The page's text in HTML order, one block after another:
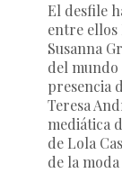
El desfile
entre ellos
Susanna
del mundo
presencia
Teresa
mediática
de Lola
de la